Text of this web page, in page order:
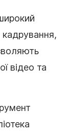
кадрування,
відео та